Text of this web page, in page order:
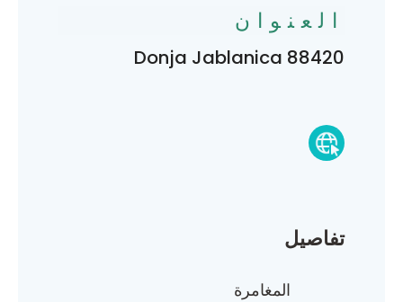
تفاصيل
المغامرة
العنوان
Donja Jablanica 88420